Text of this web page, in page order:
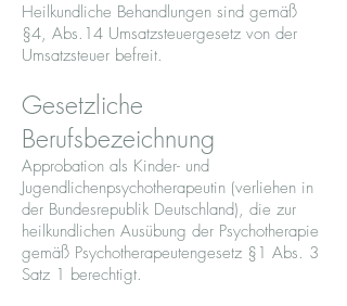
Heilkundliche Behandlungen sind gemäß
§4, Abs.14 Umsatzsteuergesetz von der
Umsatzsteuer befreit.
Gesetzliche
Berufsbezeichnung
Approbation als Kinder- und
Jugendlichenpsychotherapeutin (verliehen in
der Bundesrepublik Deutschland), die zur
heilkundlichen Ausübung der Psychotherapie
gemäß Psychotherapeutengesetz §1 Abs. 3
Satz 1 berechtigt.